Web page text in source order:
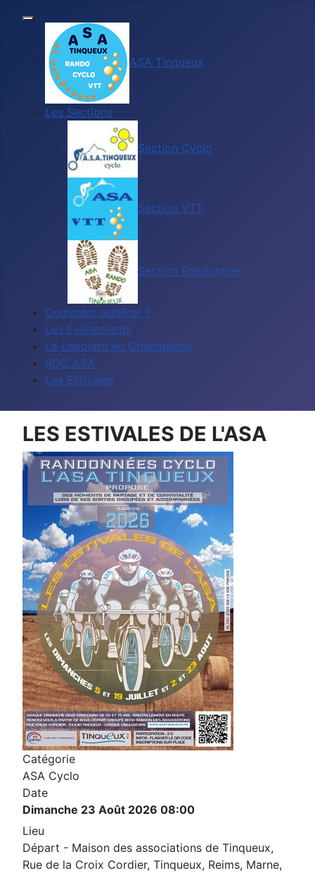
ASA Tinqueux
Les Sections
Section Cyclo
Section VTT
Section Randonnée
Comment adhérer ?
Les Évènements
La Lépolard en Champagne
ROC ASA
Les Estivales
LES ESTIVALES DE L'ASA
Catégorie
ASA Cyclo
Date
Dimanche 23 Août 2026 08:00
Lieu
Départ - Maison des associations de Tinqueux,
Rue de la Croix Cordier, Tinqueux, Reims, Marne,